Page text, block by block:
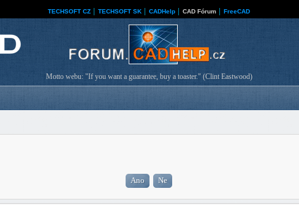
TECHSOFT CZ TECHSOFT SK CADHelp CAD Fórum FreeCAD
Motto webu: "If you want a guarantee, buy a toaster." (Clint Eastwood)